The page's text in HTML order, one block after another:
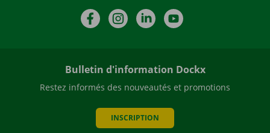
FacebookInstagramLinkedIn
Bulletin d'information Dockx
Restez informés des nouveautés et promotions
INSCRIPTION